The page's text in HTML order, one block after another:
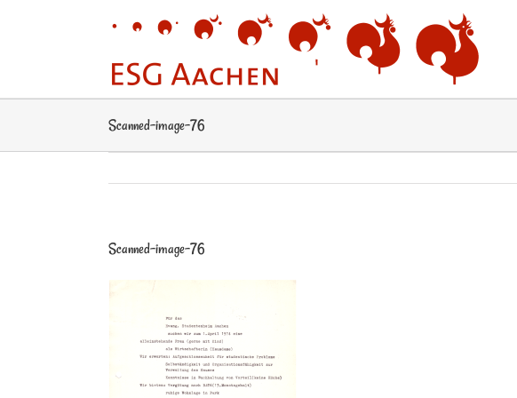
Scanned-image-76
Scanned-image-76